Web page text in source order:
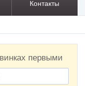
Контакты
первыми